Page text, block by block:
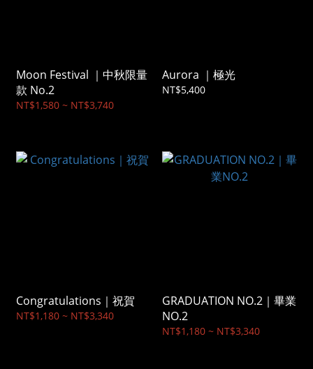
Moon Festival ｜中秋限量
款 No.2
NT$1,580 ~ NT$3,740
Aurora ｜極光
NT$5,400
Congratulations｜祝賀
NT$1,180 ~ NT$3,340
GRADUATION NO.2｜畢業
NO.2
NT$1,180 ~ NT$3,340